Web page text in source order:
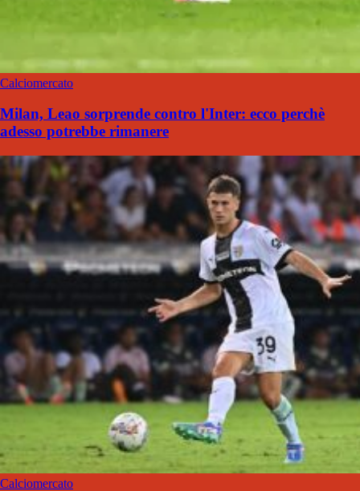
Calciomercato
Milan, Leao sorprende contro l'Inter: ecco perchè
adesso potrebbe rimanere
Calciomercato